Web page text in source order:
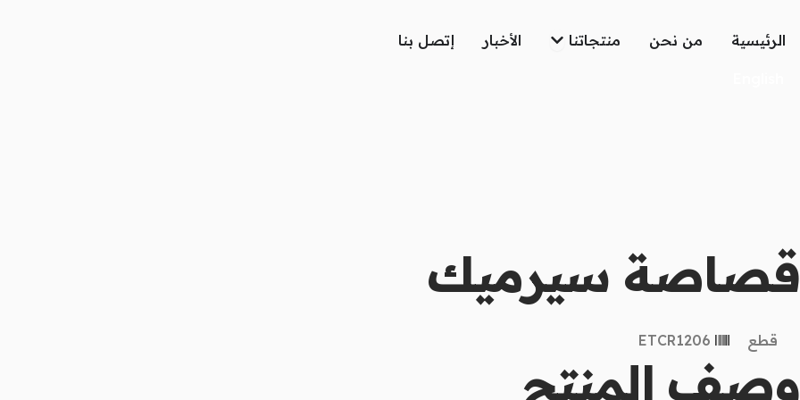
إلى
المحتوى
الرئيسية من نحن منتجاتنا Open منتجاتنا الأخبار إتصل بنا
قصاصة سيرميك
قطع ETCR1206
وصف المنتج